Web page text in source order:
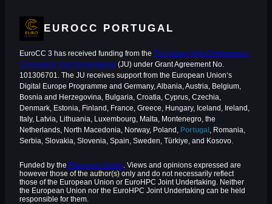
EUROCC PORTUGAL
EuroCC 3 has received funding from the European High-Performance
Computing Joint Undertaking (JU) under Grant Agreement No.
101306701. The JU receives support from the European Union‘s
Digital Europe Programme and Germany, Albania, Austria, Belgium,
Bosnia and Herzegovina, Bulgaria, Croatia, Cyprus, Czechia,
Denmark, Estonia, Finland, France, Greece, Hungary, Iceland, Ireland,
Italy, Latvia, Lithuania, Luxembourg, Malta, Montenegro, the
Netherlands, North Macedonia, Norway, Poland, Portugal , Romania,
Serbia, Slovakia, Slovenia, Spain, Sweden, Türkiye, and Kosovo.
Funded by the European Union . Views and opinions expressed are
however those of the author(s) only and do not necessarily reflect
those of the European Union or EuroHPC Joint Undertaking. Neither
the European Union nor the EuroHPC Joint Undertaking can be held
responsible for them.